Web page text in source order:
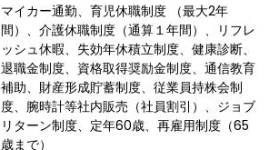
マイカー通勤、育児休職制度 （最大2年
間）、介護休職制度（通算１年間）、リフレ
ッシュ休暇、失効年休積立制度、健康診断、
退職金制度、資格取得奨励金制度、通信教育
補助、財産形成貯蓄制度、従業員持株会制
度、腕時計等社内販売（社員割引）、ジョブ
リターン制度、定年60歳、再雇用制度（65
歳まで）